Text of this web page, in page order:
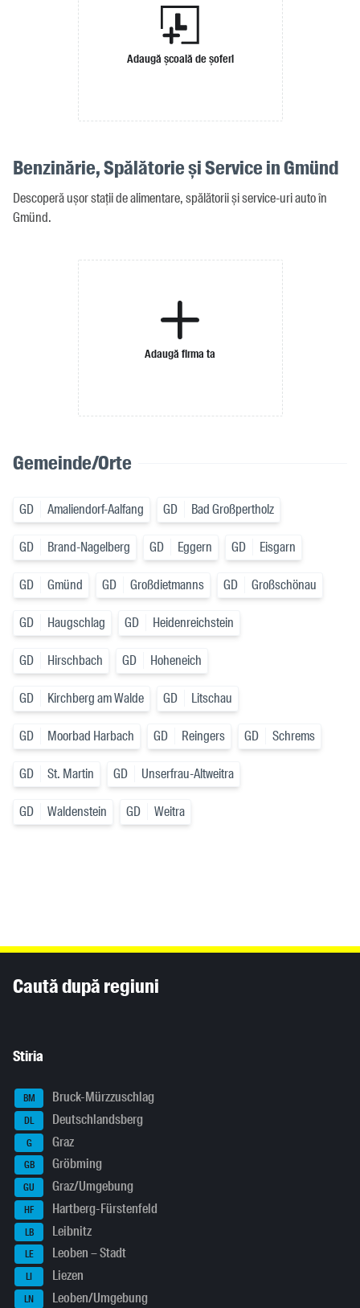
Adaugă școală de șoferi
Benzinărie, Spălătorie și Service in Gmünd
Descoperă ușor stații de alimentare, spălătorii și service-uri auto în
Gmünd.
Adaugă firma ta
Gemeinde/Orte
GD Amaliendorf-Aalfang GD Bad Großpertholz
GD Brand-Nagelberg GD Eggern GD Eisgarn
GD Gmünd GD Großdietmanns GD Großschönau
GD Haugschlag GD Heidenreichstein
GD Hirschbach GD Hoheneich
GD Kirchberg am Walde GD Litschau
GD Moorbad Harbach GD Reingers GD Schrems
GD St. Martin GD Unserfrau-Altweitra
GD Waldenstein GD Weitra
Caută după regiuni
Stiria
BM Bruck-Mürzzuschlag
DL Deutschlandsberg
G Graz
GB Gröbming
GU Graz/Umgebung
HF Hartberg-Fürstenfeld
LB Leibnitz
LE Leoben – Stadt
LI Liezen
LN Leoben/Umgebung